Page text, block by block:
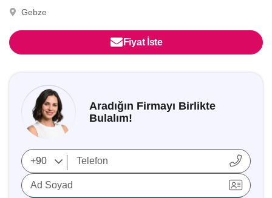
Gebze
Fiyat İste
Aradığın Firmayı Birlikte
Bulalım!
Ad Soyad